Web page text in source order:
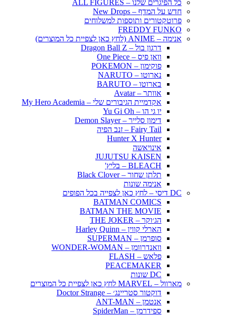
כל הפיגרים שלנו – ALL FIGURES
חדש על המדף – New Drops
פרוטקטורים ותוספות למשלוחים
FREDDY FUNKO
אנימה – ANIME (לחץ כאן לצפיית כל המוצרים)
דרגון בול – Dragon Ball Z
וואן פיס – One Piece
פוקימון – POKEMON
נארוטו – NARUTO
בארוטו – BARUTO
אוותר – Avatar
אקדמיית הגיבורים שלי – My Hero Academia
יו גי הו – Yu Gi Oh
דימון סלייר – Demon Slayer
Fairy Tail – זנב הפיה
Hunter X Hunter
אינויאשה
JUJUTSU KAISEN
BLEACH – בליץ'
תלתן שחור – Black Clover
אנימה שונות
DC דיסי – לחץ כאן לצפייה בכל הפופים
BATMAN COMICS
BATMAN THE MOVIE
הג׳וקר – THE JOKER
הארלי קווין – Harley Quinn
סופרמן – SUPERMAN
וואנדרוומן – WONDER-WOMAN
פלאש – FLASH
PEACEMAKER
DC שונות
מארוול – MARVEL לחץ כאן לצפיית כל המוצרים
דוקטור סטריינג׳ – Doctor Strange
אנטמן – ANT-MAN
ספידרמן – SpiderMan